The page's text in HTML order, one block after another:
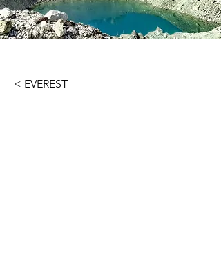
< EVEREST